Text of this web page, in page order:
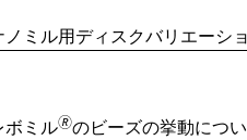
ノミル用ディスクバリエーシ
ボミル🄬のビーズの挙動につ